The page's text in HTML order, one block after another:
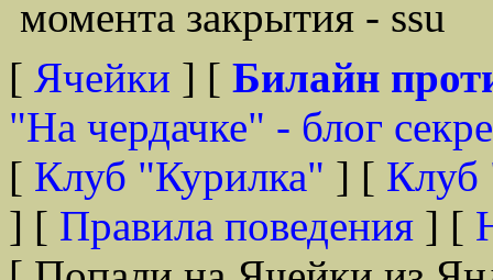
момента закрытия - ssu
[ Ячейки ] [ Билайн
"На чердачке" - блог
[ Клуб "Курилка" ] [ Клуб
] [ Правила поведения ] [